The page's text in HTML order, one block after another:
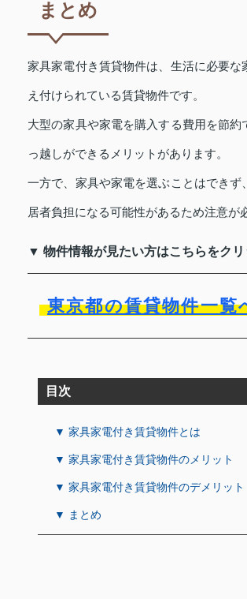
まとめ
家具家電付き賃貸物件は、生活に必要な
え付けられている賃貸物件です。
大型の家具や家電を購入する費用を節約
っ越しができるメリットがあります。
一方で、家具や家電を選ぶことはできず
居者負担になる可能性があるため注意が
▼ 物件情報が見たい方はこちらをク
東京都の賃貸物件一覧
目次
▼ 家具家電付き賃貸物件とは
▼ 家具家電付き賃貸物件のメリット
▼ 家具家電付き賃貸物件のデメリット
▼ まとめ